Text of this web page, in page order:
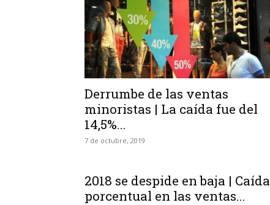
Derrumbe de las ventas
minoristas | La caída fue del
14,5%...
7 de octubre, 2019
2018 se despide en baja | Caída
porcentual en las ventas...